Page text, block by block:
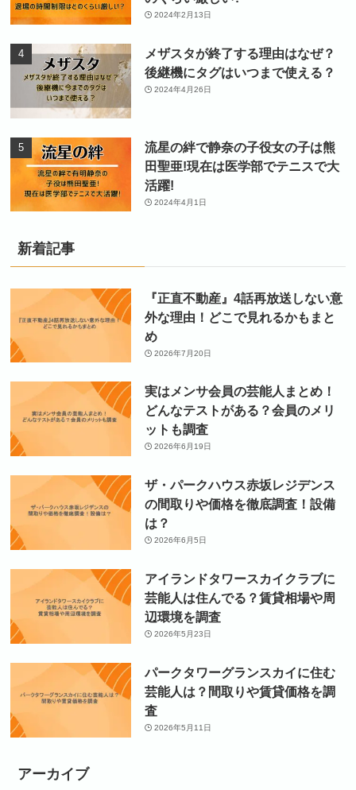
2024年2月13日
メザスタが終了する理由はなぜ？
後継機にタグはいつまで使える？
2024年4月26日
流星の絆で静奈の子役女の子は熊
田聖亜!現在は医学部でテニスで大
活躍!
2024年4月1日
新着記事
『正直不動産』4話再放送しない意
外な理由！どこで見れるかもまと
め
2026年7月20日
実はメンサ会員の芸能人まとめ！
どんなテストがある？会員のメリ
ットも調査
2026年6月19日
ザ・パークハウス赤坂レジデンス
の間取りや価格を徹底調査！設備
は？
2026年6月5日
アイランドタワースカイクラブに
芸能人は住んでる？賃貸相場や周
辺環境を調査
2026年5月23日
パークタワーグランスカイに住む
芸能人は？間取りや賃貸価格を調
査
2026年5月11日
アーカイブ